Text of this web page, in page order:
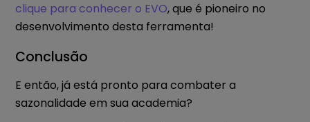
clique para conhecer o EVO, que é pioneiro no
desenvolvimento desta ferramenta!
Conclusão
E então, já está pronto para combater a
sazonalidade em sua academia?